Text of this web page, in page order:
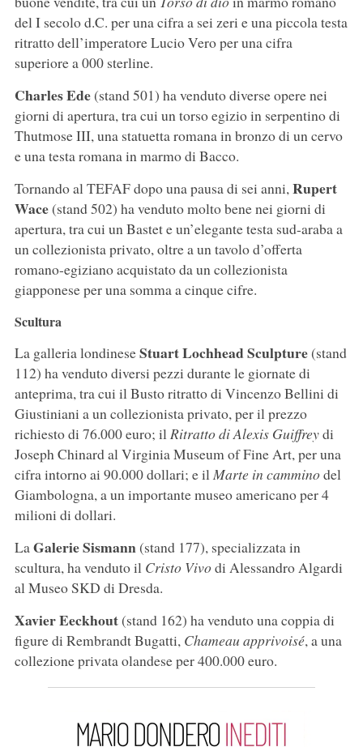
del I secolo d.C. per una cifra a sei zeri e una piccola testa
ritratto dell’imperatore Lucio Vero per una cifra
superiore a 000 sterline.
Charles Ede(stand 501) ha venduto diverse opere nei
giorni di apertura, tra cui un torso egizio in serpentino di
Thutmose III, una statuetta romana in bronzo di un cervo
e una testa romana in marmo di Bacco.
Tornando al TEFAF dopo una pausa di sei anni, Rupert
Wace(stand 502) ha venduto molto bene nei giorni di
apertura, tra cui un Bastet e un’elegante testa sud-araba a
un collezionista privato, oltre a un tavolo d’offerta
romano-egiziano acquistato da un collezionista
giapponese per una somma a cinque cifre.
Scultura
La galleria londineseStuart Lochhead Sculpture(stand
112) ha venduto diversi pezzi durante le giornate di
anteprima, tra cui il Busto ritratto di Vincenzo Bellini di
Giustiniani a un collezionista privato, per il prezzo
richiesto di 76.000 euro; il Ritratto di Alexis Guiffreydi
Joseph Chinard al Virginia Museum of Fine Art, per una
cifra intorno ai 90.000 dollari; e il Marte in camminodel
Giambologna, a un importante museo americano per 4
milioni di dollari.
La Galerie Sismann(stand 177), specializzata in
scultura, ha venduto il Cristo Vivodi Alessandro Algardi
al Museo SKD di Dresda.
Xavier Eeckhout(stand 162) ha venduto una coppia di
figure di Rembrandt Bugatti, Chameau apprivoisé, a una
collezione privata olandese per 400.000 euro.